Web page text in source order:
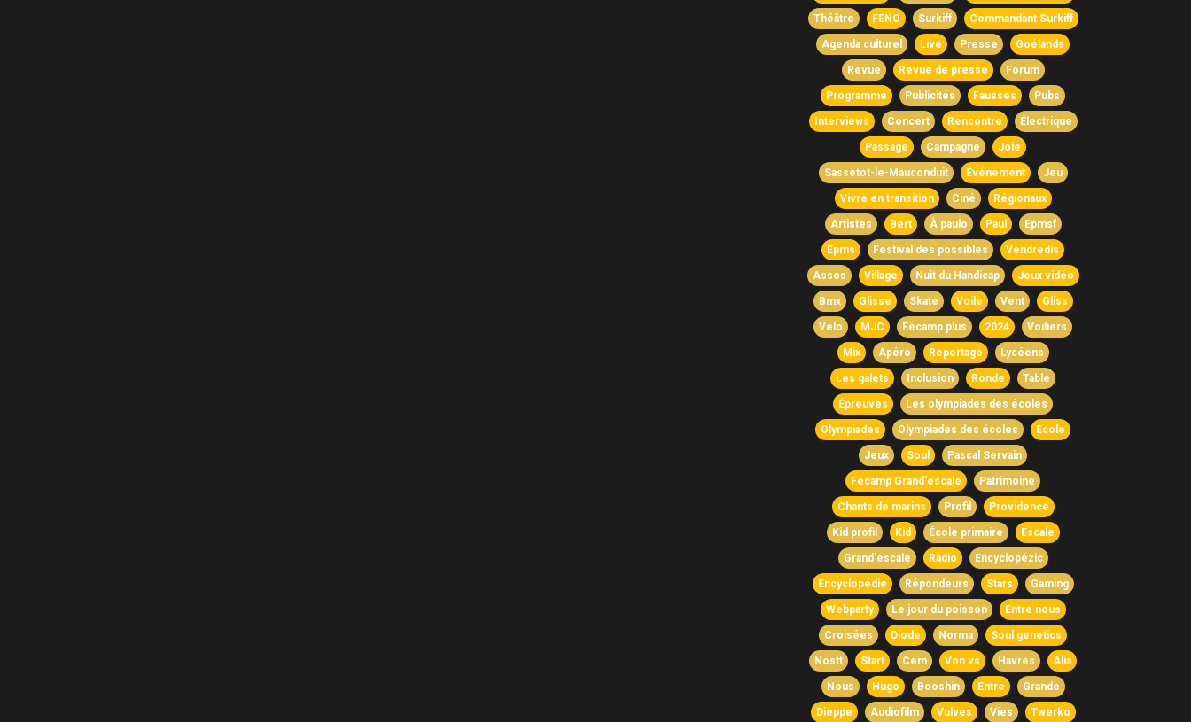
Théâtre FENO Surkiff Commandant Surkiff
Agenda culturel Live Presse Goélands
Revue Revue de presse Forum
Programme Publicités Fausses Pubs
Interviews Concert Rencontre Électrique
Passage Campagne Joie
Sassetot-le-Mauconduit Événement Jeu
Vivre en transition Ciné Régionaux
Artistes Bert À paulo Paul Epmsf
Epms Festival des possibles Vendredis
Assos Village Nuit du Handicap Jeux vidéo
Bmx Glisse Skate Voile Vent Gliss
Vélo MJC Fécamp plus 2024 Voiliers
Mix Apéro Reportage Lycéens
Les galets Inclusion Ronde Table
Épreuves Les olympiades des écoles
Olympiades Olympiades des écoles Ecole
Jeux Soul Pascal Servain
Fecamp Grand'escale Patrimoine
Chants de marins Profil Providence
Kid profil Kid École primaire Escale
Grand'escale Radio Encyclopézic
Encyclopédie Répondeurs Stars Gaming
Webparty Le jour du poisson Entre nous
Croisées Diode Norma Soul genetics
Nostt Start Cem Von vs Havres Alia
Nous Hugo Booshin Entre Grande
Dieppe Audiofilm Vulves Vies Twerko